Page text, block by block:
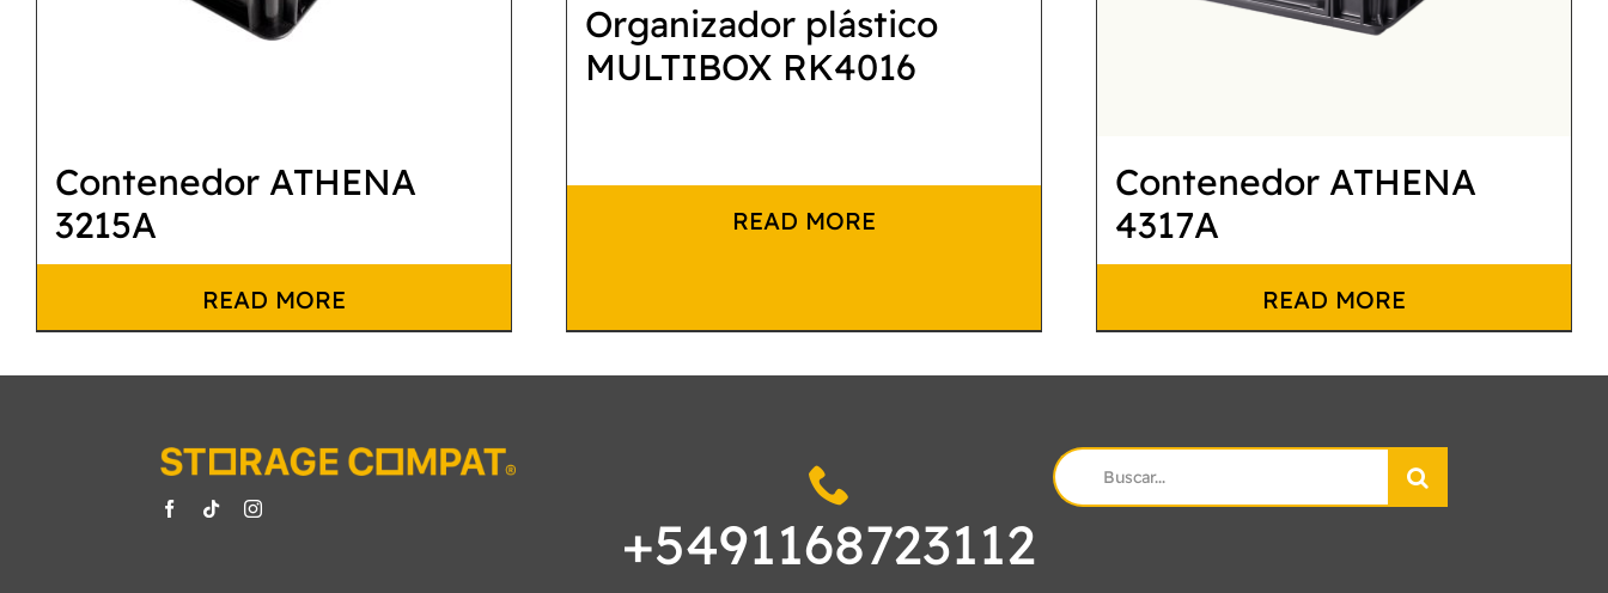
Contenedor ATHENA
3215A
READ MORE
Organizador plástico
MULTIBOX RK4016
READ MORE
Contenedor ATHENA
4317A
READ MORE
+5491168723112
Search
for: